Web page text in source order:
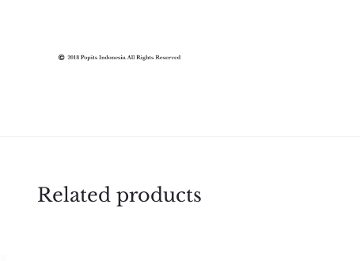
Related products